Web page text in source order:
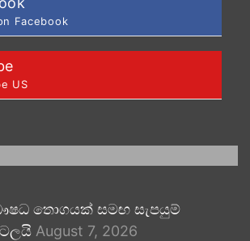
Facebook
US
තොගයක් සමඟ සැපයුම්
August 7, 2026